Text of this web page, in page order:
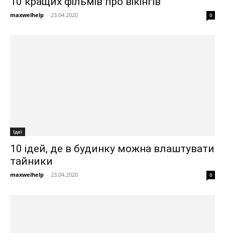
maxwelhelp - 23.04.2020 0
Ідеї
10 ідей, де в будинку можна влаштувати
тайники
maxwelhelp - 23.04.2020 0